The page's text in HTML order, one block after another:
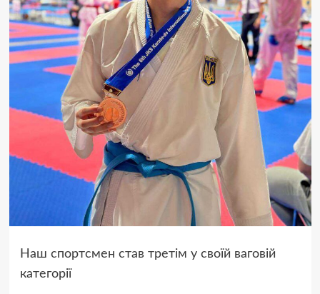
Наш спортсмен став третім у своїй ваговій
категорії